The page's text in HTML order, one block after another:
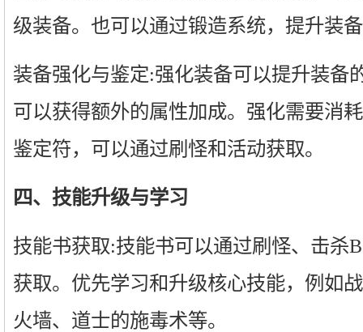
级装备。也可以通过锻造系统，提升装
装备强化与鉴定:强化装备可以提升装备
可以获得额外的属性加成。强化需要消
鉴定符，可以通过刷怪和活动获取。
四、技能升级与学习
技能书获取:技能书可以通过刷怪、击杀
获取。优先学习和升级核心技能，例如
火墙、道士的施毒术等。